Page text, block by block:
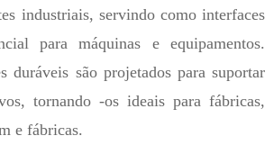
industriais, servindo como interfaces
para máquinas e equipamentos.
duráveis ​​são projetados para suportar
tornando -os ideais para fábricas,
e fábricas.